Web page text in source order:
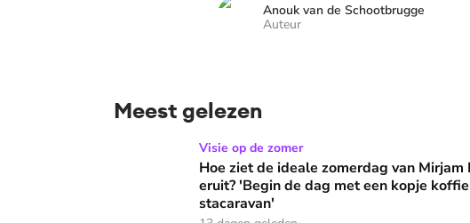
Anouk van de Schootbrugge
Auteur
Meest gelezen
Hoe ziet de ideale zomerdag van Mirjam Bouwman
Visie op de zomer
Hoe ziet de ideale zomerdag van Mirjam
eruit? 'Begin de dag met een kopje
stacaravan'